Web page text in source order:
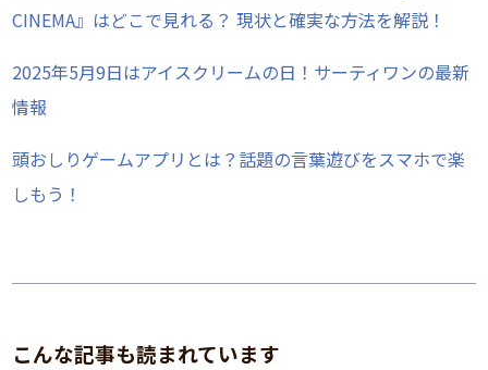
CINEMA』はどこで見れる？ 現状と確実な方法を解説！
2025年5月9日はアイスクリームの日！サーティワンの最新
情報
頭おしりゲームアプリとは？話題の言葉遊びをスマホで楽
しもう！
こんな記事も読まれています